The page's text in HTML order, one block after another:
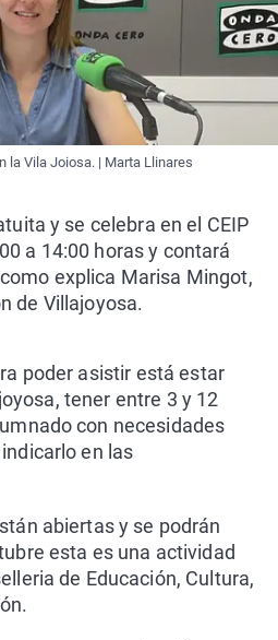
la Vila Joiosa. | Marta Llinares
y se celebra en el CEIP
a 14:00 horas y contará
explica Marisa Mingot,
de Villajoyosa.
poder asistir está estar
tener entre 3 y 12
con necesidades
en las
abiertas y se podrán
esta es una actividad
de Educación, Cultura,